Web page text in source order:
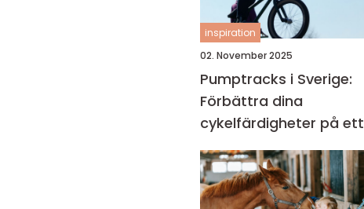
inspiration
02. November 2025
Pumptracks i Sverige:
Förbättra dina
cykelfärdigheter på ett
säkert sätt